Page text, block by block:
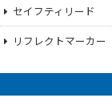
セイフティリード
リフレクトマーカー